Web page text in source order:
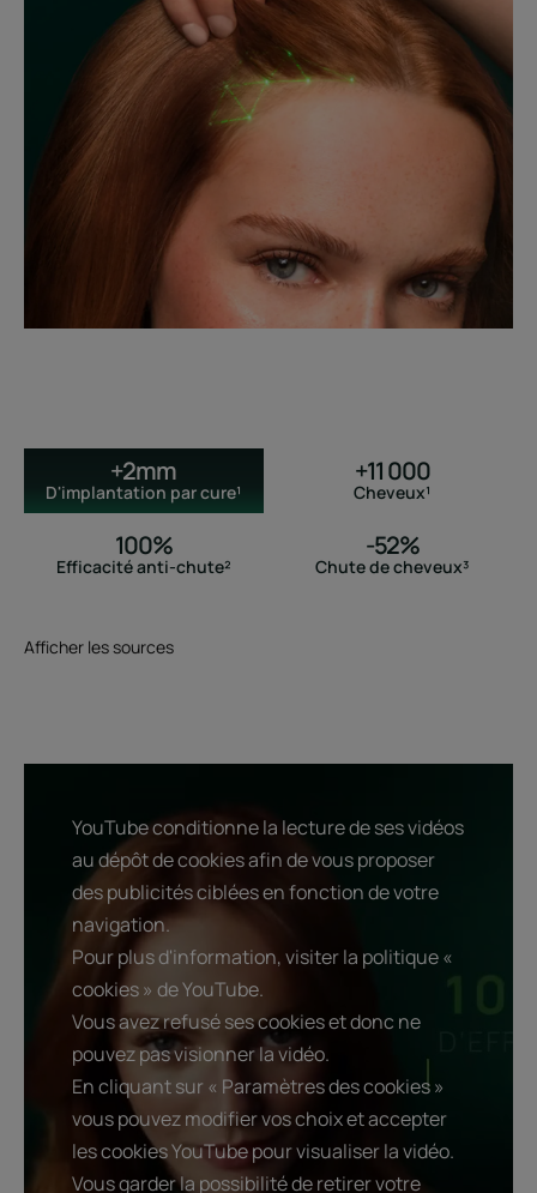
+2mm
D'implantation par cure¹
+11 000
Cheveux¹
100%
Efficacité anti-chute²
-52%
Chute de cheveux³
Afficher les sources
YouTube conditionne la lecture de ses vidéos
au dépôt de cookies afin de vous proposer
des publicités ciblées en fonction de votre
navigation.
Pour plus d'information, visiter la politique «
cookies » de YouTube.
Vous avez refusé ses cookies et donc ne
pouvez pas visionner la vidéo.
En cliquant sur « Paramètres des cookies »
vous pouvez modifier vos choix et accepter
les cookies YouTube pour visualiser la vidéo.
Vous garder la possibilité de retirer votre